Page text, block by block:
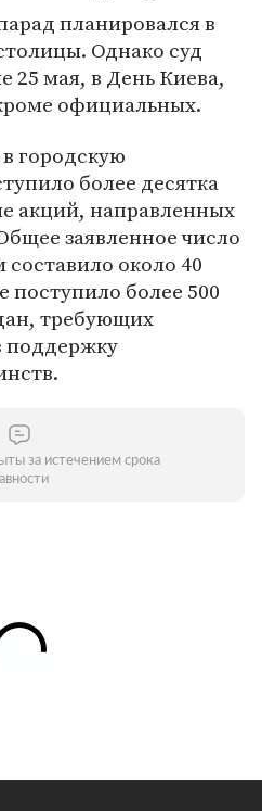
планировался в
Однако суд
25 мая, в День Киева,
официальных.
городскую
более десятка
акций, направленных
заявленное число
около 40
поступило более 500
требующих
поддержку
за истечением срока